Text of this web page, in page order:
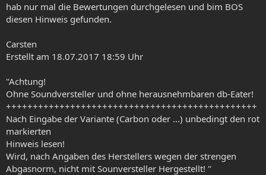
hab nur mal die Bewertungen durchgelesen und bim BOS
diesen Hinweis gefunden.
Carsten
Erstellt am 18.07.2017 18:59 Uhr
"Achtung!
Ohne Soundversteller und ohne herausnehmbaren db-Eater!
+++++++++++++++++++++++++++++++++++++++++++++++
Nach Eingabe der Variante (Carbon oder ...) unbedingt den rot
markierten
Hinweis lesen!
Wird, nach Angaben des Herstellers wegen der strengen
Abgasnorm, nicht mit Sounversteller Hergestellt! "